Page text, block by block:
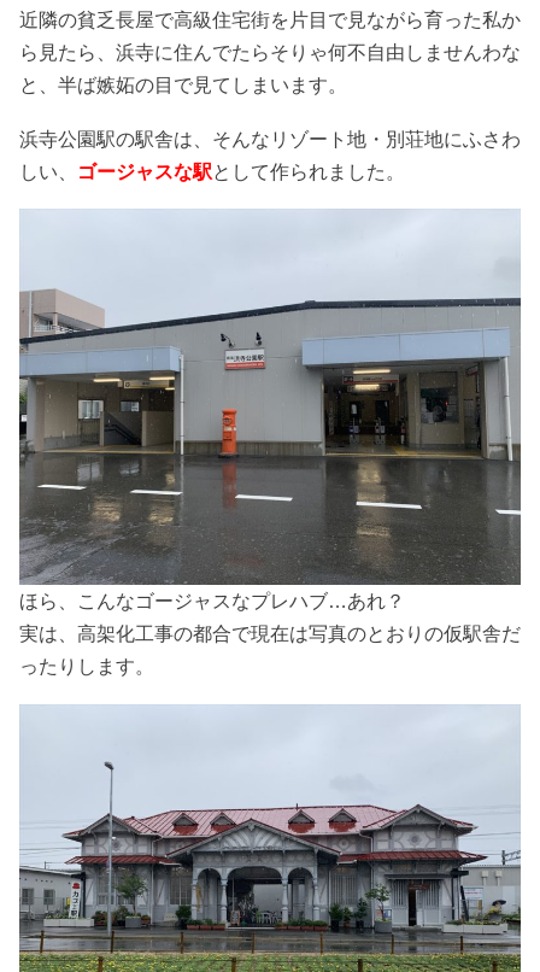
近隣の貧乏長屋で高級住宅街を片目で見ながら育った私か
ら見たら、浜寺に住んでたらそりゃ何不自由しませんわな
と、半ば嫉妬の目で見てしまいます。
浜寺公園駅の駅舎は、そんなリゾート地・別荘地にふさわ
しい、
ゴージャスな駅として作られました。
ほら、こんなゴージャスなプレハブ…あれ？
実は、高架化工事の都合で現在は写真のとおりの仮駅舎だ
ったりします。